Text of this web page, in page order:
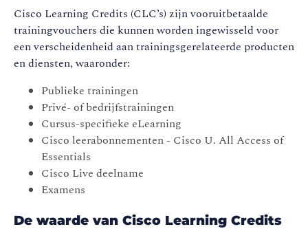
Cisco Learning Credits (CLC’s) zijn vooruitbetaalde
trainingvouchers die kunnen worden ingewisseld voor
een verscheidenheid aan trainingsgerelateerde producten
en diensten, waaronder:
Publieke trainingen
Privé- of bedrijfstrainingen
Cursus-specifieke eLearning
Cisco leerabonnementen - Cisco U. All Access of
Essentials
Cisco Live deelname
Examens
De waarde van Cisco Learning Credits